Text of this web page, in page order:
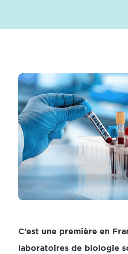
C’est une première en
laboratoires de biologie